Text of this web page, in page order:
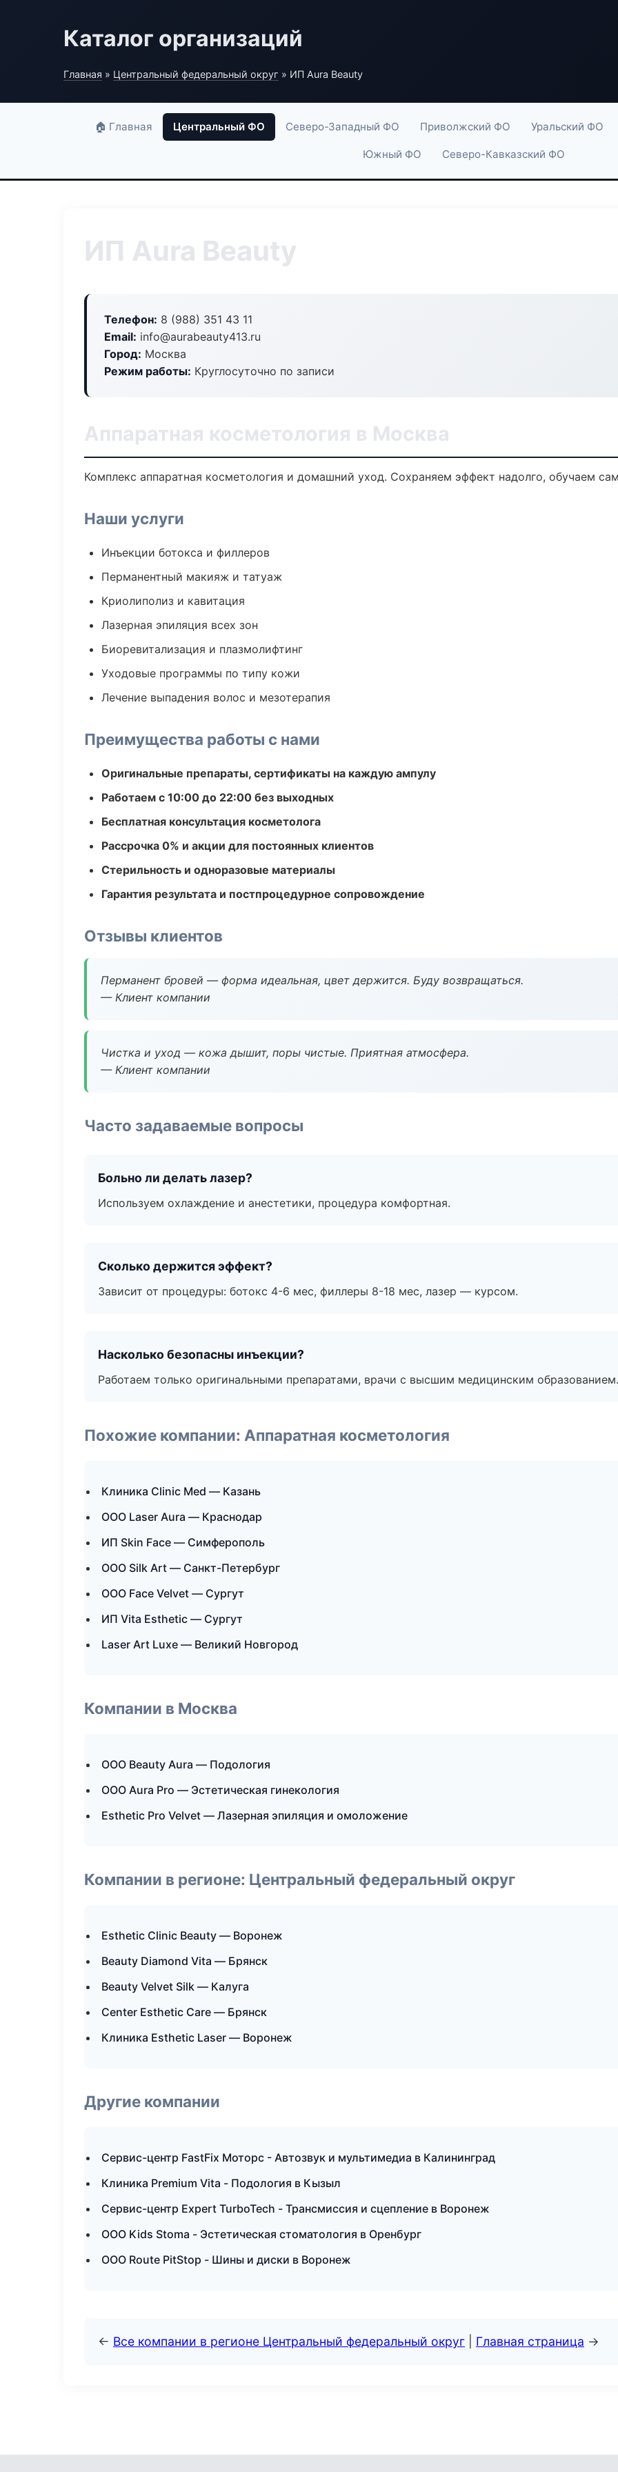
Каталог организаций
Главная » Центральный федеральный округ » ИП Aura Beauty
🏠 Главная Центральный ФО Северо-Западный ФО Приволжский ФО Уральский ФО
Южный ФО Северо-Кавказский ФО
ИП Aura Beauty
Телефон: 8 (988) 351 43 11
Email: info@aurabeauty413.ru
Город: Москва
Режим работы: Круглосуточно по записи
Аппаратная косметология в Москва
Комплекс аппаратная косметология и домашний уход. Сохраняем эффект надолго, обучаем
Наши услуги
Инъекции ботокса и филлеров
Перманентный макияж и татуаж
Криолиполиз и кавитация
Лазерная эпиляция всех зон
Биоревитализация и плазмолифтинг
Уходовые программы по типу кожи
Лечение выпадения волос и мезотерапия
Преимущества работы с нами
Оригинальные препараты, сертификаты на каждую ампулу
Работаем с 10:00 до 22:00 без выходных
Бесплатная консультация косметолога
Рассрочка 0% и акции для постоянных клиентов
Стерильность и одноразовые материалы
Гарантия результата и постпроцедурное сопровождение
Отзывы клиентов
Перманент бровей — форма идеальная, цвет держится. Буду возвращаться.
— Клиент компании
Чистка и уход — кожа дышит, поры чистые. Приятная атмосфера.
— Клиент компании
Часто задаваемые вопросы
Больно ли делать лазер?
Используем охлаждение и анестетики, процедура комфортная.
Сколько держится эффект?
Зависит от процедуры: ботокс 4-6 мес, филлеры 8-18 мес, лазер — курсом.
Насколько безопасны инъекции?
Работаем только оригинальными препаратами, врачи с высшим медицинским образованием.
Похожие компании: Аппаратная косметология
Клиника Clinic Med — Казань
ООО Laser Aura — Краснодар
ИП Skin Face — Симферополь
ООО Silk Art — Санкт-Петербург
ООО Face Velvet — Сургут
ИП Vita Esthetic — Сургут
Laser Art Luxe — Великий Новгород
Компании в Москва
ООО Beauty Aura — Подология
ООО Aura Pro — Эстетическая гинекология
Esthetic Pro Velvet — Лазерная эпиляция и омоложение
Компании в регионе: Центральный федеральный округ
Esthetic Clinic Beauty — Воронеж
Beauty Diamond Vita — Брянск
Beauty Velvet Silk — Калуга
Center Esthetic Care — Брянск
Клиника Esthetic Laser — Воронеж
Другие компании
Сервис-центр FastFix Моторс - Автозвук и мультимедиа в Калининград
Клиника Premium Vita - Подология в Кызыл
Сервис-центр Expert TurboTech - Трансмиссия и сцепление в Воронеж
ООО Kids Stoma - Эстетическая стоматология в Оренбург
ООО Route PitStop - Шины и диски в Воронеж
← Все компании в регионе Центральный федеральный округ Главная страница →